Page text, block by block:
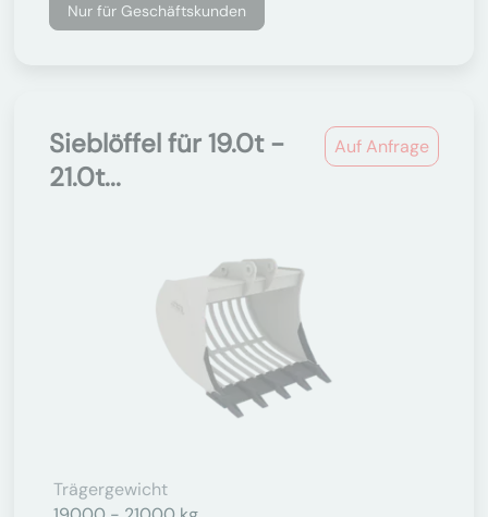
Nur für Geschäftskunden
Auf Anfrage
Sieblöffel für 19.0t -
21.0t...
Trägergewicht